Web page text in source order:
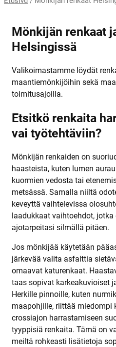
Mönkijän renkaat
Helsingissä
Valikoimastamme löydät
maantiemönkijöihin sekä
toimitusajoilla.
Etsitkö renkaita
vai työtehtäviin?
Mönkijän renkaiden on
haasteista, kuten lumen
kuormien vedosta tai
metsässä. Samalla niiltä
keveyttä vaihtelevissa
laadukkaat vaihtoehdot,
ajotarpeitasi silmällä pitäen.
Jos mönkijää käytetään
järkevää valita asfalttia
omaavat katurenkaat.
taas sopivat karkeakuvioiset
Herkille pinnoille, kuten
maapohjille, riittää miedompi
crossiajon harrastamiseen
tyyppisiä renkaita. Tämä on
meiltä rohkeasti lisätietoja